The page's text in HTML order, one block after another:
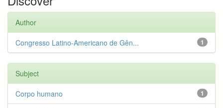
Author
1
Congresso Latino-Americano de Gên...
Subject
1
Corpo humano